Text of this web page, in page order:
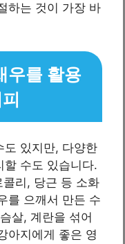
하는 것이 가장 바
우를 활용
도 있지만, 다양한
할 수도 있습니다.
리, 당근 등 소화
를 으깨서 만든 수
살, 계란을 섞어
아지에게 좋은 영